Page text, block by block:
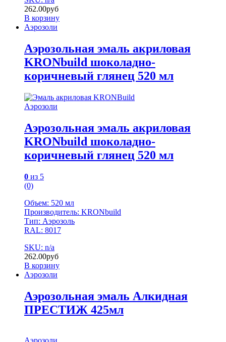
262.00руб
В корзину
Аэрозоли
Аэрозольная эмаль акриловая
KRONbuild шоколадно-
коричневый глянец 520 мл
Аэрозоли
Аэрозольная эмаль акриловая
KRONbuild шоколадно-
коричневый глянец 520 мл
0 из 5
(0)
Объем: 520 мл
Производитель: KRONbuild
Тип: Аэрозоль
RAL: 8017
SKU: n/a
262.00руб
В корзину
Аэрозоли
Аэрозольная эмаль Алкидная
ПРЕСТИЖ 425мл
Аэрозоли